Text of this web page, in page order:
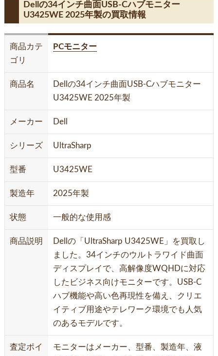
Dellの34インチ曲面USB-Cハブモニター
U3425WE 2025年製の買取情報
商品カテ
ゴリ
PCモニター
商品名
Dellの34インチ曲面USB-Cハブモニター
U3425WE 2025年製
メーカー Dell
シリーズ UltraSharp
型番 U3425WE
製造年 2025年製
状態 一般的な使用感
商品説明
Dellの「UltraSharp U3425WE」を買取し
ました。34インチのウルトラワイド曲面
ディスプレイで、高解像度WQHDに対応
したビジネス向けモニターです。USB-C
ハブ機能や高い色再現性を備え、クリエ
イティブ用途やテレワーク環境でも人気
のあるモデルです。
査定ポイ
モニターはメーカー、型番、製造年、液